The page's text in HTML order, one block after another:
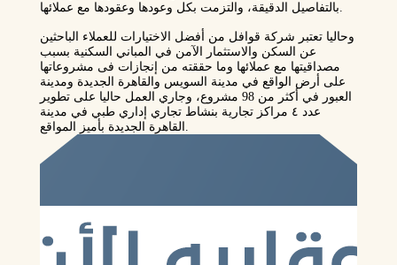
وحاليا تعتبر شركة قوافل من أفضل الاختيارات للعملاء الباحثين
عن السكن والاستثمار الآمن في المباني السكنية بسبب
مصداقيتها مع عملائها وما حققته من إنجازات فى مشروعاتها
على أرض الواقع في مدينة السويس والقاهرة الجديدة ومدينة
العبور في أكثر من 98 مشروع، وجاري العمل حاليا على تطوير
عدد ٤ مراكز تجارية بنشاط تجاري إداري طبي في مدينة